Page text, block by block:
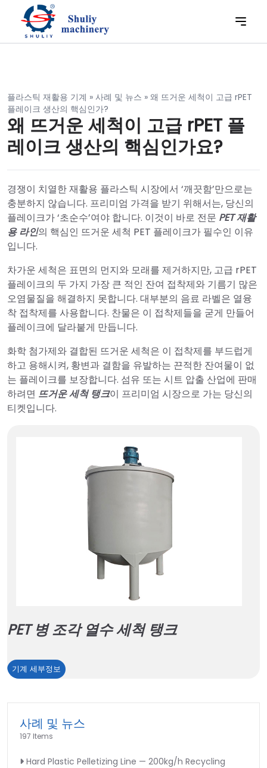
플라스틱 재활용 기계 » 사례 및 뉴스 » 왜 뜨거운 세척이 고급 rPET
플레이크 생산의 핵심인가?
왜 뜨거운 세척이 고급 rPET 플
레이크 생산의 핵심인가요?
경쟁이 치열한 재활용 플라스틱 시장에서 ‘깨끗함’만으로는
충분하지 않습니다. 프리미엄 가격을 받기 위해서는, 당신의
플레이크가 ‘초순수’여야 합니다. 이것이 바로 전문 PET 재활
용 라인의 핵심인 뜨거운 세척 PET 플레이크가 필수인 이유
입니다.
차가운 세척은 표면의 먼지와 모래를 제거하지만, 고급 rPET
플레이크의 두 가지 가장 큰 적인 잔여 접착제와 기름기 많은
오염물질을 해결하지 못합니다. 대부분의 음료 라벨은 열융
착 접착제를 사용합니다. 찬물은 이 접착제들을 굳게 만들어
플레이크에 달라붙게 만듭니다.
화학 첨가제와 결합된 뜨거운 세척은 이 접착제를 부드럽게
하고 용해시켜, 황변과 결함을 유발하는 끈적한 잔여물이 없
는 플레이크를 보장합니다. 섬유 또는 시트 압출 산업에 판매
하려면 뜨거운 세척 탱크이 프리미엄 시장으로 가는 당신의
티켓입니다.
PET 병 조각 열수 세척 탱크
기계 세부정보 PET
열
사례 및 뉴스
197 Items
Hard Plastic Pelletizing Line — 200kg/h Recycling